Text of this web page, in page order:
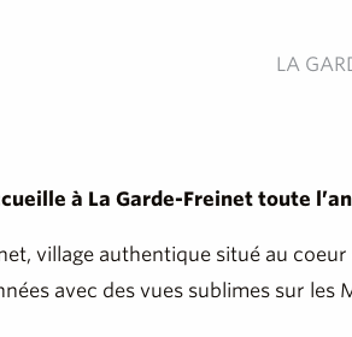
LA
à La Garde-Freinet toute
village authentique situé au
avec des vues sublimes sur les